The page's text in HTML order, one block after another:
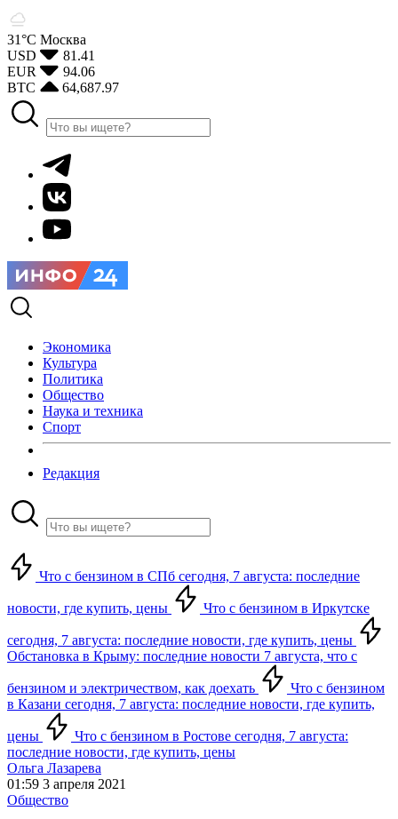
31°С Москва
USD
81.41
EUR
94.06
BTC
64,687.97
Экономика
Культура
Политика
Общество
Наука и техника
Спорт
Редакция
Что с бензином в СПб сегодня, 7 августа: последние
новости, где купить, цены Что с бензином в Иркутске
сегодня, 7 августа: последние новости, где купить, цены
Обстановка в Крыму: последние новости 7 августа, что с
бензином и электричеством, как доехать
Что с бензином
в Казани сегодня, 7 августа: последние новости, где купить,
цены
Что с бензином в Ростове сегодня, 7 августа:
последние новости, где купить, цены
Ольга Лазарева
01:59 3 апреля 2021
Общество